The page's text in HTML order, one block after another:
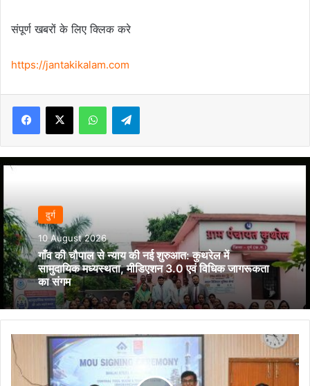
संपूर्ण खबरों के लिए क्लिक करे
https://jantakikalam.com
Facebook
X WhatsAppTelegram
दुर्ग
10 August 2026
गाँव की चौपाल से न्याय की नई शुरुआत: कुथरेल में
सामुदायिक मध्यस्थता, मीडिएशन 3.0 एवं विधिक जागरूकता
का संगम
उन्नत
कौशल
विकास